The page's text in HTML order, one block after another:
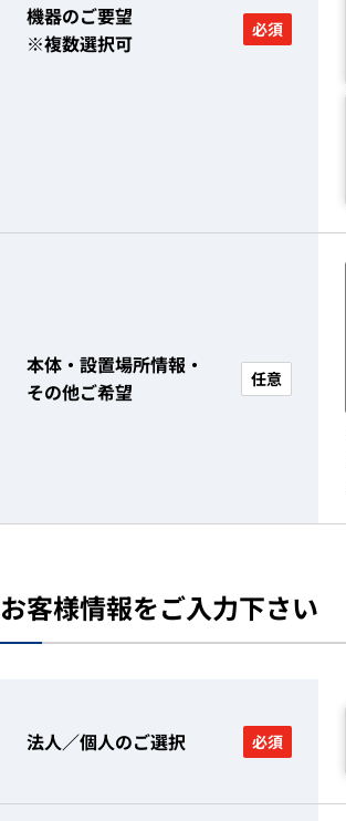
機器のご要望
※複数選択可
必須
本体・設置場所情報・
その他ご希望
任意
お客様情報をご入力下さい
法人／個人のご選択 必須